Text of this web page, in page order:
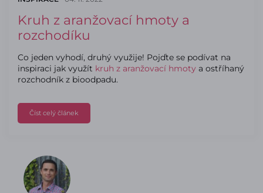
Kruh z aranžovací hmoty a
rozchodíku
Co jeden vyhodí, druhý využije! Pojďte se podívat na
inspiraci jak využít kruh z aranžovací hmoty a ostříhaný
rozchodník z bioodpadu.
Číst celý článek